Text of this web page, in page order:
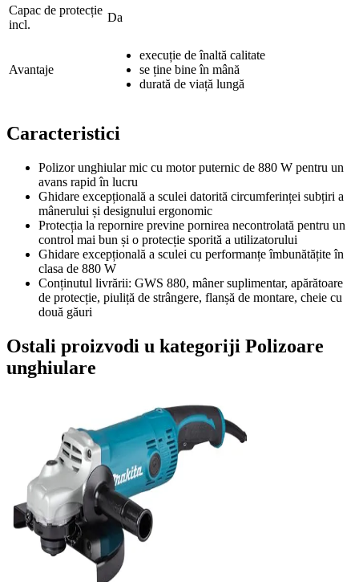
Capac de protecție
incl.
Da
Avantaje
execuție de înaltă calitate
se ține bine în mână
durată de viață lungă
Caracteristici
Polizor unghiular mic cu motor puternic de 880 W pentru un
avans rapid în lucru
Ghidare excepțională a sculei datorită circumferinței subțiri a
mânerului și designului ergonomic
Protecția la repornire previne pornirea necontrolată pentru un
control mai bun și o protecție sporită a utilizatorului
Ghidare excepțională a sculei cu performanțe îmbunătățite în
clasa de 880 W
Conținutul livrării: GWS 880, mâner suplimentar, apărătoare
de protecție, piuliță de strângere, flanșă de montare, cheie cu
două găuri
Ostali proizvodi u kategoriji Polizoare
unghiulare